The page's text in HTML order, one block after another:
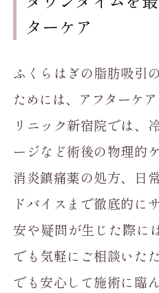
ターケア
ふくらはぎの脂肪吸引
ためには、アフターケ
リニック新宿院では、
ージなど術後の物理的
消炎鎮痛薬の処方、日
ドバイスまで徹底的に
安や疑問が生じた際に
でも気軽にご相談いた
でも安心して施術に臨